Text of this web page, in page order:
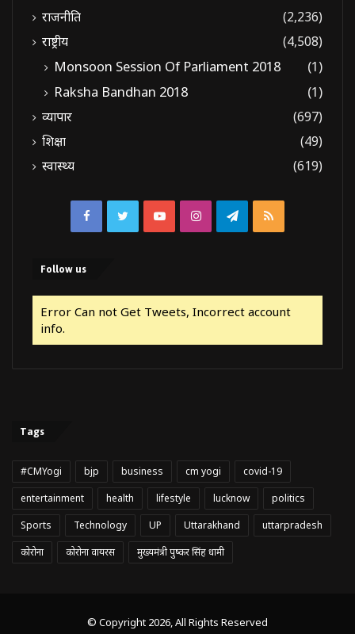
राजनीति
(2,236)
राष्ट्रीय
(4,508)
Monsoon Session Of Parliament 2018
(1)
Raksha Bandhan 2018
(1)
व्यापार
(697)
शिक्षा
(49)
स्वास्थ्य
(619)
FacebookTwitterYouTubeInstagramTelegram
RSS
Follow us
Error Can not Get Tweets, Incorrect account
info.
Tags
#CMYogi bjp business cm yogi
covid-19
entertainment
health lifestyle lucknow
politics
Sports
Technology UP Uttarakhand
uttarpradesh
कोरोना
कोरोना वायरस मुख्यमंत्री पुष्कर सिंह धामी
© Copyright 2026, All Rights Reserved